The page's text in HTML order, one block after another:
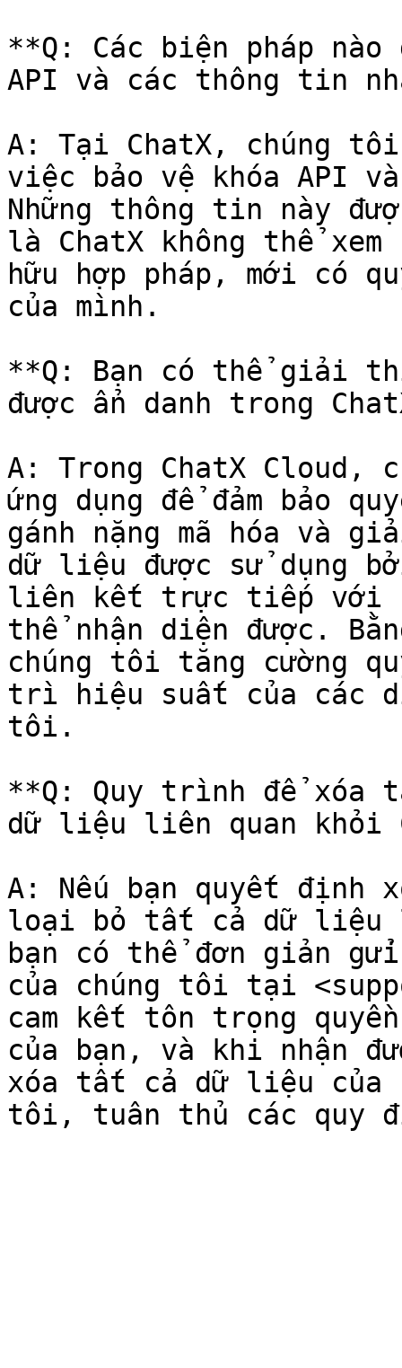
**Q: Các biện pháp nào
API và các thông tin
A: Tại ChatX, chúng
việc bảo vệ khóa API
Những thông tin này
là ChatX không thể
hữu hợp pháp, mới có
của mình.
**Q: Bạn có thể giải
được ẩn danh trong
A: Trong ChatX Cloud,
ứng dụng để đảm bảo
gánh nặng mã hóa và
dữ liệu được sử dụng
liên kết trực tiếp với
thể nhận diện được.
chúng tôi tăng cường
trì hiệu suất của các
tôi.
**Q: Quy trình để xóa
dữ liệu liên quan khỏi
A: Nếu bạn quyết định
loại bỏ tất cả dữ liệu
bạn có thể đơn giản
của chúng tôi tại
cam kết tôn trọng
của bạn, và khi nhận
xóa tất cả dữ liệu của